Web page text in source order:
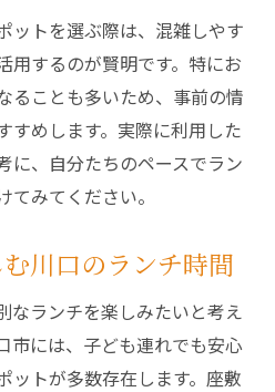
ットを選ぶ際は、混雑しやす
用するのが賢明です。特にお
ることも多いため、事前の情
すめします。実際に利用した
に、自分たちのペースでラン
みてください。
川口のランチ時間
なランチを楽しみたいと考え
市には、子ども連れでも安心
ットが多数存在します。座敷